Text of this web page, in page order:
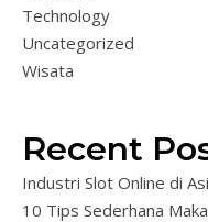
Technology
Uncategorized
Wisata
Recent
Industri Slot Online di
10 Tips Sederhana